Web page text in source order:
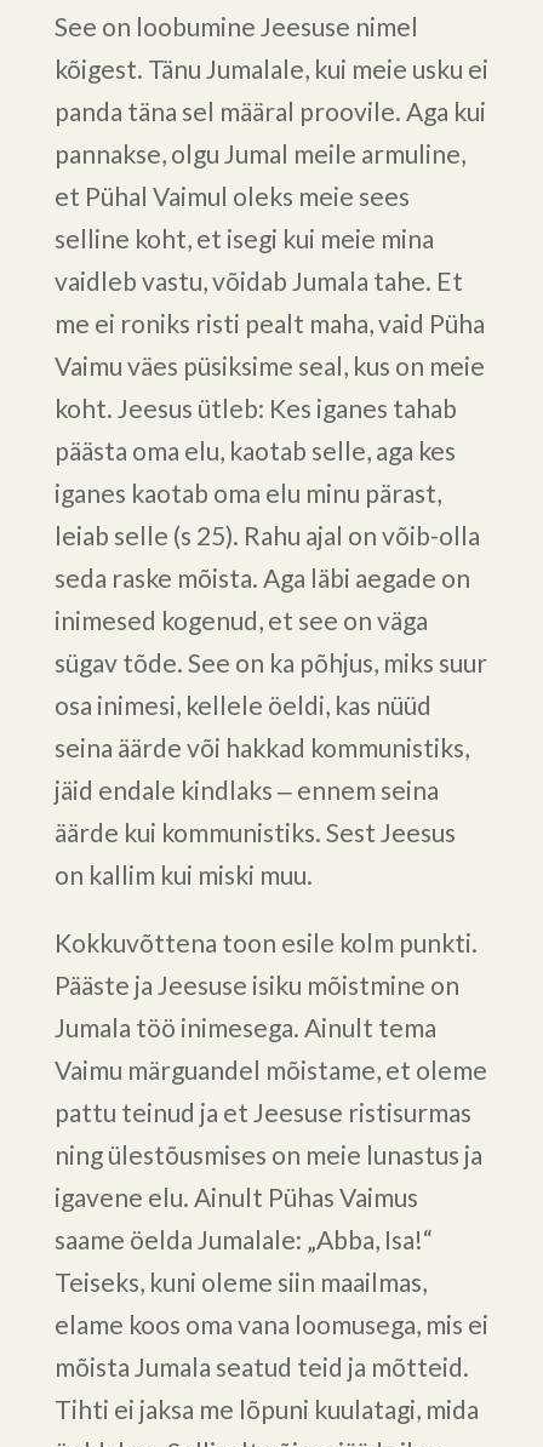
See on loobumine Jeesuse nimel
kõigest. Tänu Jumalale, kui meie usku ei
panda täna sel määral proovile. Aga kui
pannakse, olgu Jumal meile armuline,
et Pühal Vaimul oleks meie sees
selline koht, et isegi kui meie mina
vaidleb vastu, võidab Jumala tahe. Et
me ei roniks risti pealt maha, vaid Püha
Vaimu väes püsiksime seal, kus on meie
koht. Jeesus ütleb: Kes iganes tahab
päästa oma elu, kaotab selle, aga kes
iganes kaotab oma elu minu pärast,
leiab selle (s 25). Rahu ajal on võib-olla
seda raske mõista. Aga läbi aegade on
inimesed kogenud, et see on väga
sügav tõde. See on ka põhjus, miks suur
osa inimesi, kellele öeldi, kas nüüd
seina äärde või hakkad kommunistiks,
jäid endale kindlaks ‒ ennem seina
äärde kui kommunistiks. Sest Jeesus
on kallim kui miski muu.
Kokkuvõttena toon esile kolm punkti.
Pääste ja Jeesuse isiku mõistmine on
Jumala töö inimesega. Ainult tema
Vaimu märguandel mõistame, et oleme
pattu teinud ja et Jeesuse ristisurmas
ning ülestõusmises on meie lunastus ja
igavene elu. Ainult Pühas Vaimus
saame öelda Jumalale: „Abba, Isa!“
Teiseks, kuni oleme siin maailmas,
elame koos oma vana loomusega, mis ei
mõista Jumala seatud teid ja mõtteid.
Tihti ei jaksa me lõpuni kuulatagi, mida